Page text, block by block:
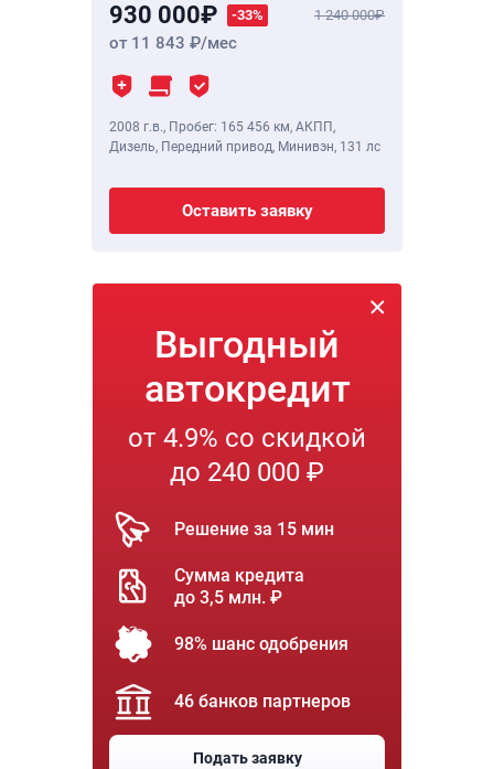
930 000 -33% 1 240 000
от 11 843 /мес
2008 г.в., Пробег: 165 456 км, АКПП,
Дизель, Передний привод, Минивэн, 131 лс
Оставить заявку
Выгодный
автокредит
от 4.9% со скидкой
до 240 000 ₽
Решение за 15 мин
Сумма кредита
до 3,5 млн. ₽
98% шанс одобрения
46 банков партнеров
Подать заявку